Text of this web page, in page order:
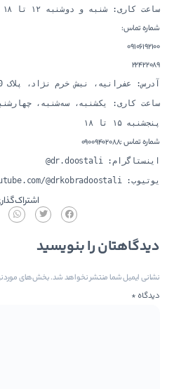
ساعت کاری: شنبه و دوشنبه ۱۲ تا ۱۸
شماره تماس:
09106192100
22422089
آدرس: عفرانیه، نبش خرم نژاد، پلاک 20 واحد301
ساعت کاری: یکشنبه، سه‌شنبه، چهارشنبه ۱۰:۳۰ تا ۱۳ و ۱۶
پنجشنبه ۱۵ تا ۱۸
شماره تماس :09009402088
اینستاگرام: dr.doostali@
یوتیوب: youtube.com/@drkobradoostali
دیدگاهتان را بنویسید
نشانی ایمیل شما منتشر نخواهد شد.بخش‌های
دیدگاه *